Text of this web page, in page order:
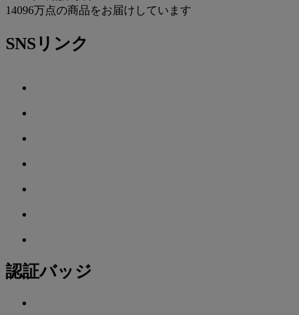
14096万点の商品をお届けしています
SNSリンク
認証バッジ